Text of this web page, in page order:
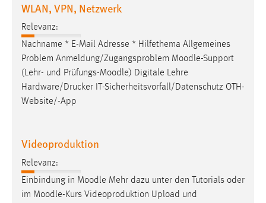
WLAN, VPN, Netzwerk
Relevanz:
Nachname * E-Mail Adresse * Hilfethema Allgemeines
Problem Anmeldung/Zugangsproblem Moodle-Support
(Lehr- und Prüfungs-Moodle) Digitale Lehre
Hardware/Drucker IT-Sicherheitsvorfall/Datenschutz OTH-
Website/-App
Videoproduktion
Relevanz:
Einbindung in Moodle Mehr dazu unter den Tutorials oder
im Moodle-Kurs Videoproduktion Upload und